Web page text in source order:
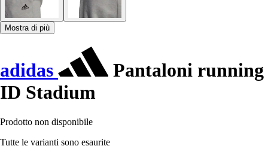
Mostra di più
adidas
Pantaloni running
ID Stadium
Prodotto non disponibile
Tutte le varianti sono esaurite